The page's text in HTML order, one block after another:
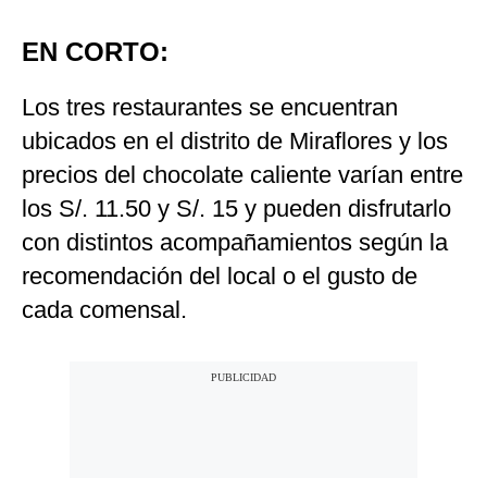
EN CORTO:
Los tres restaurantes se encuentran
ubicados en el distrito de Miraflores y los
precios del chocolate caliente varían entre
los S/. 11.50 y S/. 15 y pueden disfrutarlo
con distintos acompañamientos según la
recomendación del local o el gusto de
cada comensal.